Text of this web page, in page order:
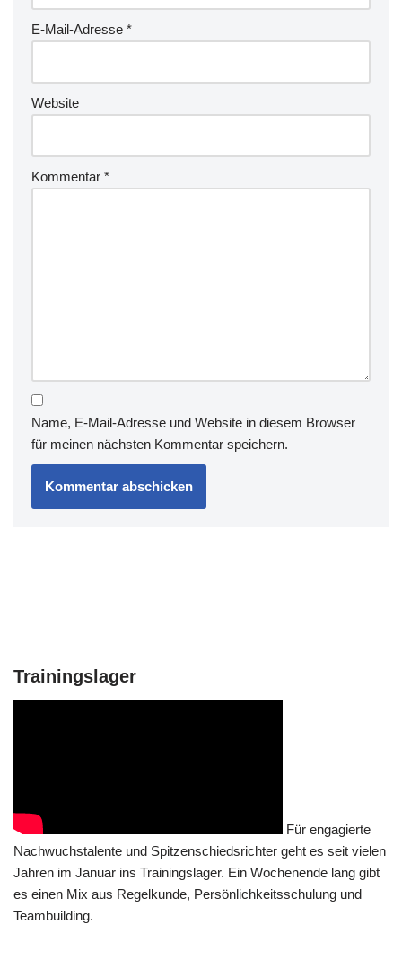
E-Mail-Adresse *
Website
Kommentar *
Name, E-Mail-Adresse und Website in diesem Browser
für meinen nächsten Kommentar speichern.
Trainingslager
Für engagierte
Nachwuchstalente und Spitzenschiedsrichter geht es seit vielen
Jahren im Januar ins Trainingslager. Ein Wochenende lang gibt
es einen Mix aus Regelkunde, Persönlichkeitsschulung und
Teambuilding.